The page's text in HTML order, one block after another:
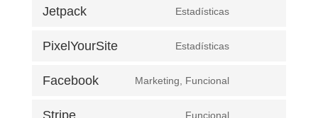
Jetpack Estadísticas
PixelYourSite Estadísticas
Facebook Marketing, Funcional
Stripe Funcional